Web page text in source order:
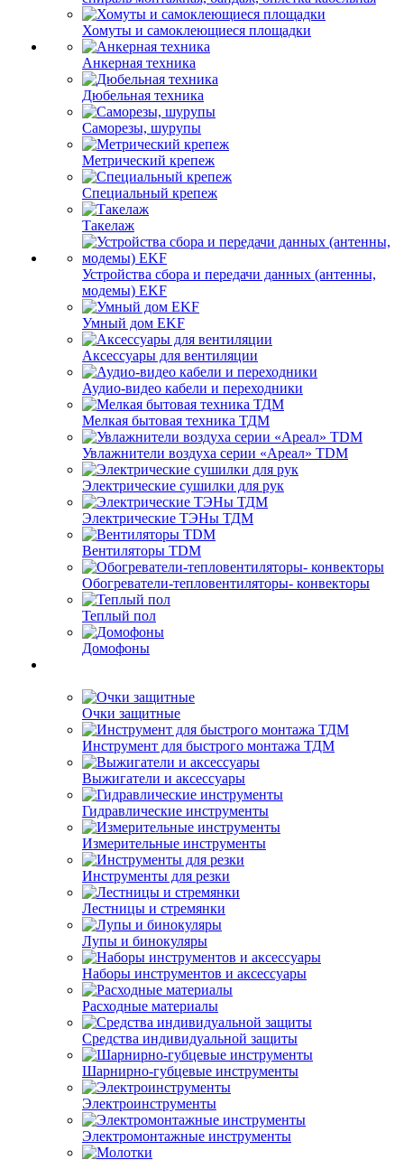
Хомуты и самоклеющиеся площадки
Анкерная техника
Дюбельная техника
Саморезы, шурупы
Метрический крепеж
Специальный крепеж
Такелаж
Устройства сбора и передачи данных (антенны,
модемы) EKF
Умный дом EKF
Аксессуары для вентиляции
Аудио-видео кабели и переходники
Мелкая бытовая техника ТДМ
Увлажнители воздуха серии «Ареал» TDM
Электрические сушилки для рук
Электрические ТЭНы ТДМ
Вентиляторы TDM
Обогреватели-тепловентиляторы- конвекторы
Теплый пол
Домофоны
Очки защитные
Инструмент для быстрого монтажа ТДМ
Выжигатели и аксессуары
Гидравлические инструменты
Измерительные инструменты
Инструменты для резки
Лестницы и стремянки
Лупы и бинокуляры
Наборы инструментов и аксессуары
Расходные материалы
Средства индивидуальной защиты
Шарнирно-губцевые инструменты
Электроинструменты
Электромонтажные инструменты